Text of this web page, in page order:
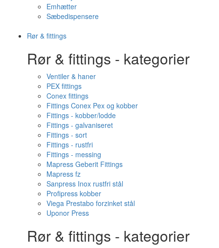
Emhætter
Sæbedispensere
Rør & fittings
Rør & fittings - kategorier
Ventiler & haner
PEX fittings
Conex fittings
Fittings Conex Pex og kobber
Fittings - kobber/lodde
Fittings - galvaniseret
Fittings - sort
Fittings - rustfri
Fittings - messing
Mapress Geberit Fittings
Mapress fz
Sanpress Inox rustfri stål
Profipress kobber
Viega Prestabo forzinket stål
Uponor Press
Rør & fittings - kategorier